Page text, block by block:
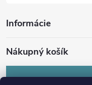
Informácie
Nákupný košík